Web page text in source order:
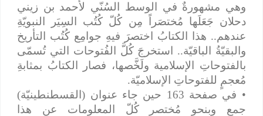
وهي مشهورةٌ في الوسط السُنّي لأحمد بن زيني
دحلان جَعَلَها مُختصَراً مِن كُلّ كُتُب السِيَر النبويّةِ
عندهم.. هذا الكتابُ اختصرَ فيهِ جوامِع كُتُب التأريخ
والبقيّةُ الباقيّة.. استخرجَ كُلَّ الفُتوحات التي تُسمّى
بالفتوحاتِ الإسلامية ولَخَّصها، فصار الكتابُ بمثابةِ
مُعجمٍ للفتوحاتِ الإسلاميّة.
• في صفحة 163 حين جاء عنوان (القسطنطينيّة)
جمع وبنحوٍ مُختصر كُلّ المعلومات عن هذا